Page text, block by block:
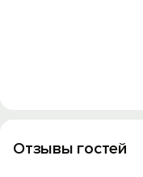
Отзывы гостей